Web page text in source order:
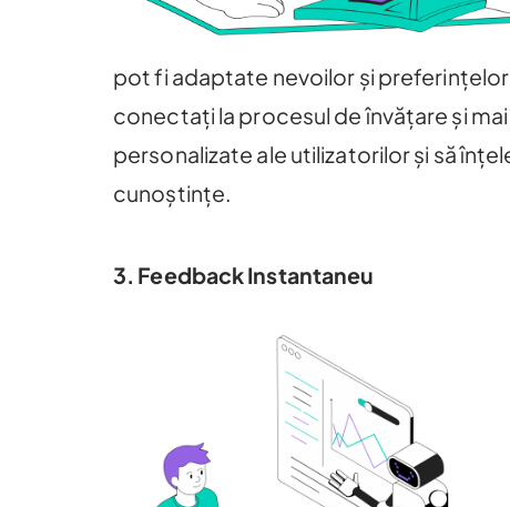
pot fi adaptate nevoilor și preferințelor
conectați la procesul de învățare și
personalizate ale utilizatorilor și să
cunoștințe.
3. Feedback Instantaneu